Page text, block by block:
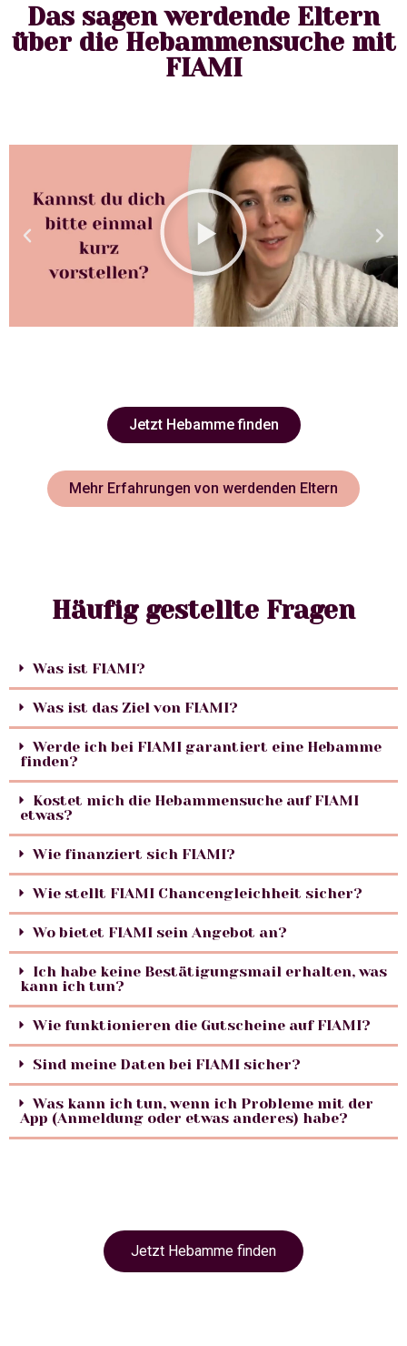
Das sagen werdende Eltern
über die Hebammensuche mit
FIAMI
Jetzt Hebamme finden
Mehr Erfahrungen von werdenden Eltern
Häufig gestellte Fragen
Was ist FIAMI?
Was ist das Ziel von FIAMI?
Werde ich bei FIAMI garantiert eine Hebamme
finden?
Kostet mich die Hebammensuche auf FIAMI
etwas?
Wie finanziert sich FIAMI?
Wie stellt FIAMI Chancengleichheit sicher?
Wo bietet FIAMI sein Angebot an?
Ich habe keine Bestätigungsmail erhalten, was
kann ich tun?
Wie funktionieren die Gutscheine auf FIAMI?
Sind meine Daten bei FIAMI sicher?
Was kann ich tun, wenn ich Probleme mit der
App (Anmeldung oder etwas anderes) habe?
Jetzt Hebamme finden